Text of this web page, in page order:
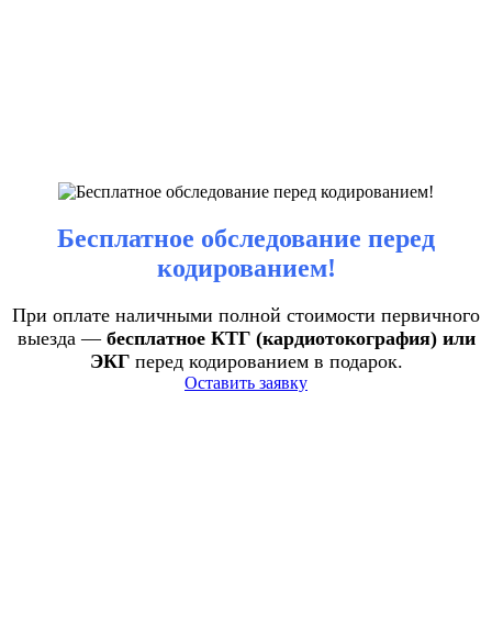
Бесплатное обследование перед
кодированием!
При оплате наличными полной стоимости первичного
выезда — бесплатное КТГ (кардиотокография) или
ЭКГперед кодированием в подарок.
Оставить заявку